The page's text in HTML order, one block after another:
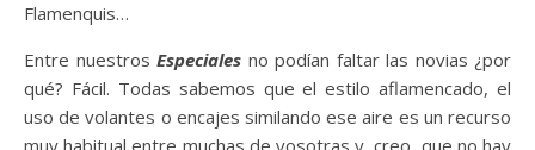
Flamenquis…
Entre nuestros Especiales no podían faltar las novias ¿por
qué? Fácil. Todas sabemos que el estilo aflamencado, el
uso de volantes o encajes similando ese aire es un recurso
muy habitual entre muchas de vosotras y, creo, que no hay